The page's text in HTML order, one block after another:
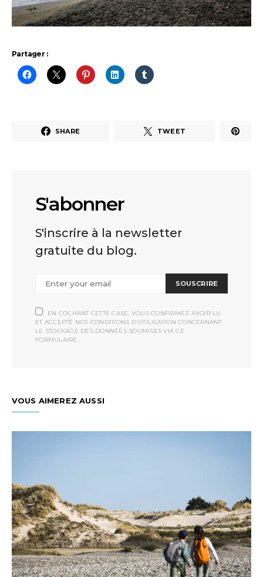
Partager :
SHARE TWEET
S'abonner
S'inscrire à la newsletter
gratuite du blog.
SOUSCRIRE
EN COCHANT CETTE CASE, VOUS CONFIRMEZ AVOIR LU
ET ACCEPTÉ NOS CONDITIONS D'UTILISATION CONCERNANT
LE STOCKAGE DES DONNÉES SOUMISES VIA CE
FORMULAIRE.
VOUS AIMEREZ AUSSI